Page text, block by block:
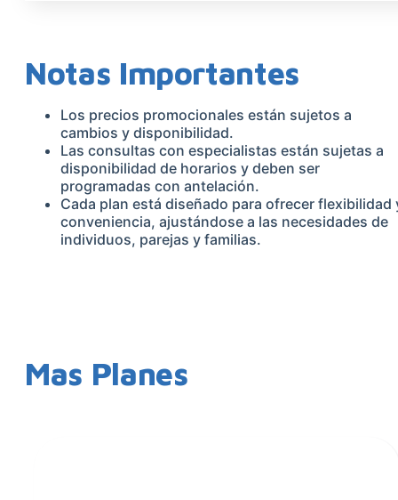
Notas Importantes
Los precios promocionales están sujetos a
cambios y disponibilidad.
Las consultas con especialistas están sujetas a
disponibilidad de horarios y deben ser
programadas con antelación.
Cada plan está diseñado para ofrecer flexibilidad
conveniencia, ajustándose a las necesidades de
individuos, parejas y familias.
Mas Planes